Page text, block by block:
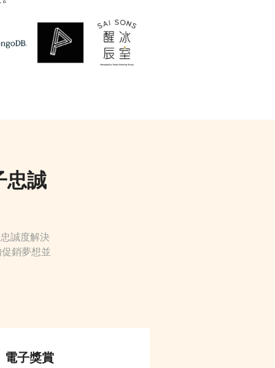
誠
誠度解決
銷夢想並
電子獎賞